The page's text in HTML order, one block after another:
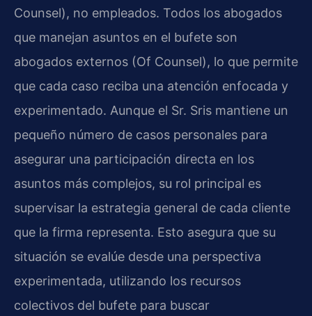
Counsel), no empleados. Todos los abogados
que manejan asuntos en el bufete son
abogados externos (Of Counsel), lo que permite
que cada caso reciba una atención enfocada y
experimentado. Aunque el Sr. Sris mantiene un
pequeño número de casos personales para
asegurar una participación directa en los
asuntos más complejos, su rol principal es
supervisar la estrategia general de cada cliente
que la firma representa. Esto asegura que su
situación se evalúe desde una perspectiva
experimentada, utilizando los recursos
colectivos del bufete para buscar